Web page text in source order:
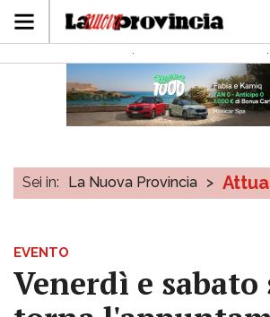
Sei in: La Nuova Provincia >
EVENTO
Venerdì e sabato